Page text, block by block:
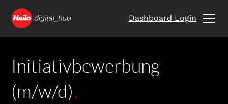
Dashboard Login
Initiativbewerbung
(m/w/d).